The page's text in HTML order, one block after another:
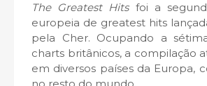
The Greatest Hitsfoi a
europeia de greatest hits
pela Cher. Ocupando a
charts britânicos, a compilação
em diversos países da Europa,